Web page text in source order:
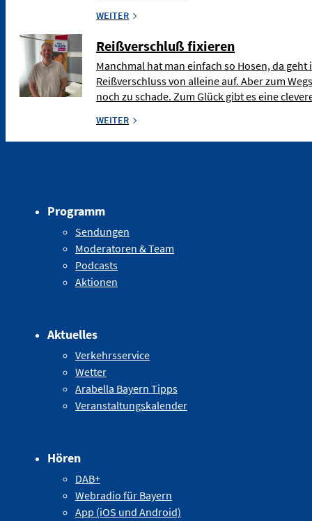
WEITER
Reißverschluß fixieren
Manchmal hat man einfach so Hosen, da
Reißverschluss von alleine auf. Aber zum
noch zu schade. Zum Glück gibt es eine
WEITER
Programm
Sendungen
Moderatoren & Team
Podcasts
Aktionen
Aktuelles
Verkehrsservice
Wetter
Arabella Bayern Tipps
Veranstaltungskalender
Hören
DAB+
Webradio für Bayern
App (iOS und Android)